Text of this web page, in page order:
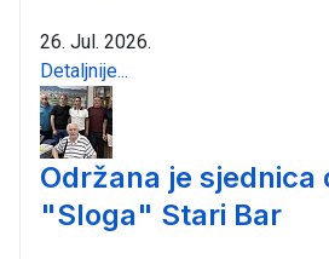
26. Jul. 2026.
Detaljnije...
Održana je sjednica
"Sloga" Stari Bar